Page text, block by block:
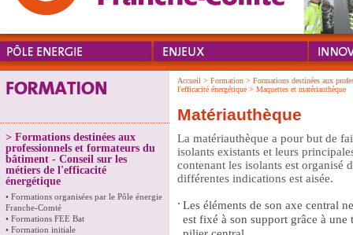
> Formations destinées aux
professionnels et formateurs du
bâtiment - Conseil sur les
métiers de l'efficacité
énergétique
• Formations organisées par le Pôle énergie
Franche-Comté
• Formations FEE Bat
• Formation initiale
Accueil > Formation > Formations destinées aux
l'efficacité énergétique > Maquettes et matériauthèque
Matériauthèque
La matériauthèque a pour but de
isolants existants et leurs
contenant les isolants est organisé
différentes indications est aisée.
Les éléments de son axe central
est fixé à son support grâce à